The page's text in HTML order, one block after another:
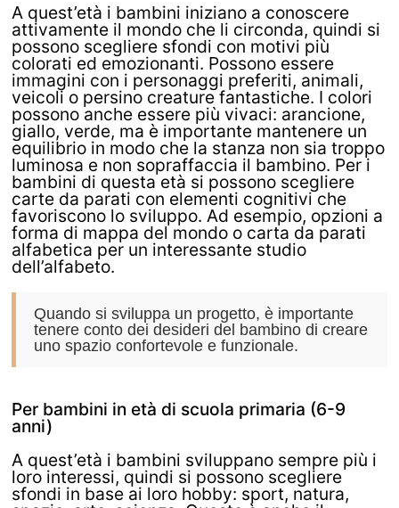
A quest’età i bambini iniziano a conoscere
attivamente il mondo che li circonda, quindi si
possono scegliere sfondi con motivi più
colorati ed emozionanti. Possono essere
immagini con i personaggi preferiti, animali,
veicoli o persino creature fantastiche. I colori
possono anche essere più vivaci: arancione,
giallo, verde, ma è importante mantenere un
equilibrio in modo che la stanza non sia troppo
luminosa e non sopraffaccia il bambino. Per i
bambini di questa età si possono scegliere
carte da parati con elementi cognitivi che
favoriscono lo sviluppo. Ad esempio, opzioni a
forma di mappa del mondo o carta da parati
alfabetica per un interessante studio
dell’alfabeto.
Quando si sviluppa un progetto, è importante
tenere conto dei desideri del bambino di creare
uno spazio confortevole e funzionale.
Per bambini in età di scuola primaria (6-9
anni)
A quest’età i bambini sviluppano sempre più i
loro interessi, quindi si possono scegliere
sfondi in base ai loro hobby: sport, natura,